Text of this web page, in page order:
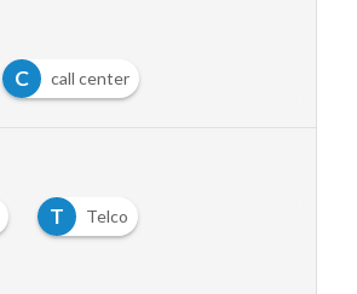
C call center
T Telco